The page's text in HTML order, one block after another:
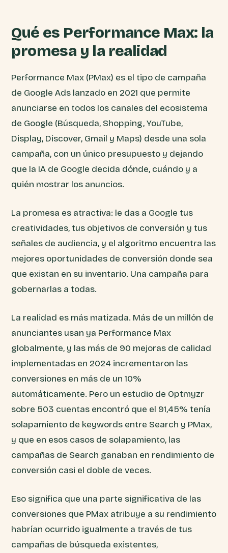
Qué es Performance Max: la
promesa y la realidad
Performance Max (PMax) es el tipo de campaña
de Google Ads lanzado en 2021 que permite
anunciarse en todos los canales del ecosistema
de Google (Búsqueda, Shopping, YouTube,
Display, Discover, Gmail y Maps) desde una sola
campaña, con un único presupuesto y dejando
que la IA de Google decida dónde, cuándo y a
quién mostrar los anuncios.
La promesa es atractiva: le das a Google tus
creatividades, tus objetivos de conversión y tus
señales de audiencia, y el algoritmo encuentra las
mejores oportunidades de conversión donde sea
que existan en su inventario. Una campaña para
gobernarlas a todas.
La realidad es más matizada. Más de un millón de
anunciantes usan ya Performance Max
globalmente, y las más de 90 mejoras de calidad
implementadas en 2024 incrementaron las
conversiones en más de un 10%
automáticamente. Pero un estudio de Optmyzr
sobre 503 cuentas encontró que el 91,45% tenía
solapamiento de keywords entre Search y PMax,
y que en esos casos de solapamiento, las
campañas de Search ganaban en rendimiento de
conversión casi el doble de veces.
Eso significa que una parte significativa de las
conversiones que PMax atribuye a su rendimiento
habrían ocurrido igualmente a través de tus
campañas de búsqueda existentes,